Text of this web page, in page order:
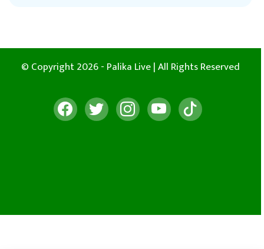
© Copyright 2026 - Palika Live | All Rights Reserved